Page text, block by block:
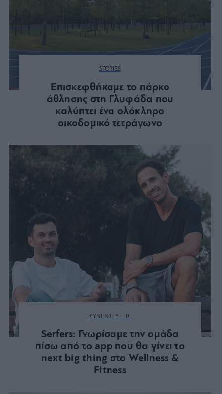
STORIES
Επισκεφθήκαμε το πάρκο
άθλησης στη Γλυφάδα που
καλύπτει ένα ολόκληρο
οικοδομικό τετράγωνο
ΣΥΝΕΝΤΕΥΞΕΙΣ
Serfers: Γνωρίσαμε την ομάδα
πίσω από το app που θα γίνει το
next big thing στο Wellness &
Fitness